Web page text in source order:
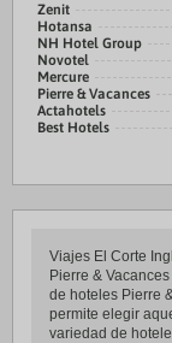
Zenit
Hotansa
NH Hotel Group
Novotel
Mercure
Pierre & Vacances
Actahotels
Best Hotels
Viajes El Corte
Pierre &
de hoteles Pierre
permite elegir
variedad de